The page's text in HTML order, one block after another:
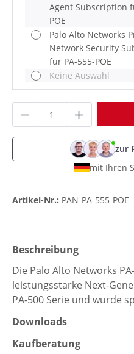
Agent Subscription
POE
Palo Alto Networks
Network Security
für PA-555-POE
Keine Auswahl
Produkt Anzahl:
zur
mit Ihren
Artikel-Nr.: PAN-PA-555-POE
Beschreibung
Die Palo Alto Networks
leistungsstarke Next-
PA-500 Serie und wurde
Downloads
Kaufberatung